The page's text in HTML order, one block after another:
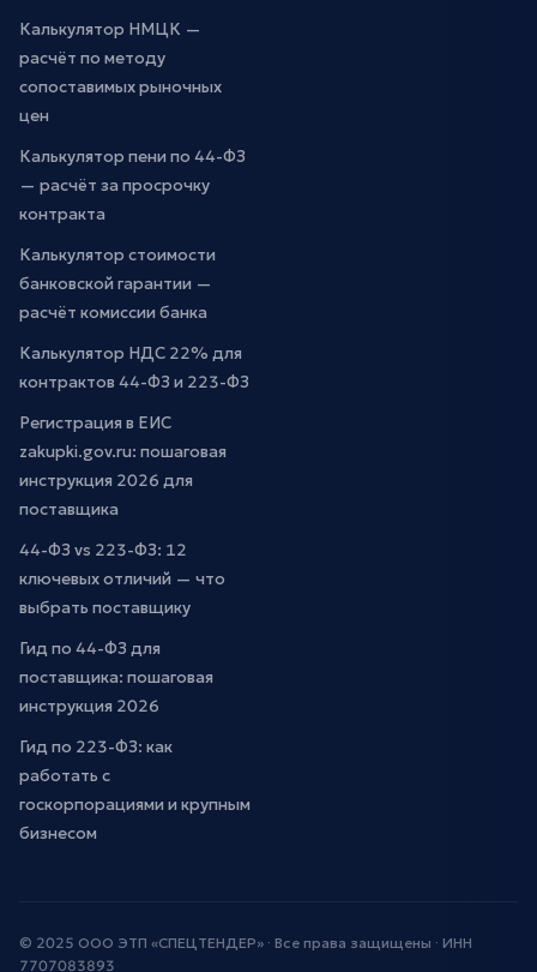
Калькулятор НМЦК —
расчёт по методу
сопоставимых рыночных
цен
Калькулятор пени по 44-ФЗ
— расчёт за просрочку
контракта
Калькулятор стоимости
банковской гарантии —
расчёт комиссии банка
Калькулятор НДС 22% для
контрактов 44-ФЗ и 223-ФЗ
Регистрация в ЕИС
zakupki.gov.ru: пошаговая
инструкция 2026 для
поставщика
44-ФЗ vs 223-ФЗ: 12
ключевых отличий — что
выбрать поставщику
Гид по 44-ФЗ для
поставщика: пошаговая
инструкция 2026
Гид по 223-ФЗ: как
работать с
госкорпорациями и крупным
бизнесом
© 2025 ООО ЭТП «СПЕЦТЕНДЕР» · Все права защищены · ИНН
7707083893